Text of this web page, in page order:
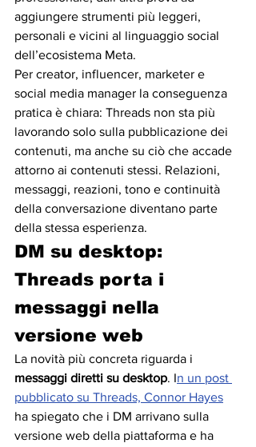
aggiungere strumenti più leggeri,
personali e vicini al linguaggio social
dell’ecosistema Meta.
Per creator, influencer, marketer e
social media manager la conseguenza
pratica è chiara: Threads non sta più
lavorando solo sulla pubblicazione dei
contenuti, ma anche su ciò che accade
attorno ai contenuti stessi. Relazioni,
messaggi, reazioni, tono e continuità
della conversazione diventano parte
della stessa esperienza.
DM su desktop:
Threads porta i
messaggi nella
versione web
La novità più concreta riguarda i
messaggi diretti su desktop. In un post
pubblicato su Threads, Connor Hayes
ha spiegato che i DM arrivano sulla
versione web della piattaforma e ha